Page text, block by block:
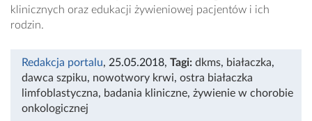
klinicznych oraz edukacji żywieniowej pacjentów i ich
rodzin.
Redakcja portalu, 25.05.2018, Tagi: dkms, białaczka,
dawca szpiku, nowotwory krwi, ostra białaczka
limfoblastyczna, badania kliniczne, żywienie w chorobie
onkologicznej